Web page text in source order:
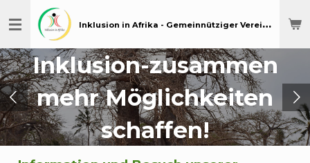
Hauptinhalt
I
nklusion in Afrika - Gemeinnütziger Verein für Menschen mit Behinderung in Afrika
Mit einer Patenschaft
beeinträchtigten Menschen helfen!
Information und Besuch unserer